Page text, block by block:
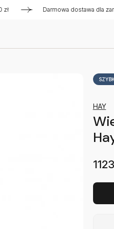
Darmowa dostawa dla
HAY